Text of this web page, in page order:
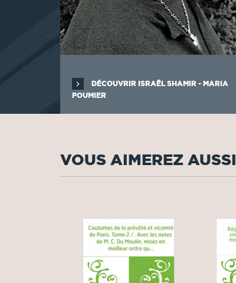
DÉCOUVRIR ISRAËL SHAMIR - MARIA
POUMIER
VOUS AIMEREZ AUSSI